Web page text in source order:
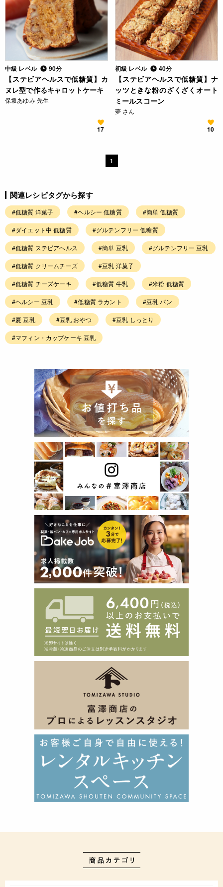
中級 レベル 90分
【ステビアヘルスで低糖質】カ
ヌレ型で作るキャロットケーキ
保坂あゆみ 先生
17
初級 レベル 40分
【ステビアヘルスで低糖質】ナ
ッツときな粉のざくざくオート
ミールスコーン
夢 さん
10
1
関連レシピタグから探す
#低糖質 洋菓子 #ヘルシー 低糖質 #簡単 低糖質
#ダイエット中 低糖質 #グルテンフリー 低糖質
#低糖質 ステビアヘルス #簡単 豆乳 #グルテンフリー 豆乳
#低糖質 クリームチーズ #豆乳 洋菓子
#低糖質 チーズケーキ #低糖質 牛乳 #米粉 低糖質
#ヘルシー 豆乳 #低糖質 ラカント #豆乳 パン
#夏 豆乳 #豆乳 おやつ #豆乳 しっとり
#マフィン・カップケーキ 豆乳